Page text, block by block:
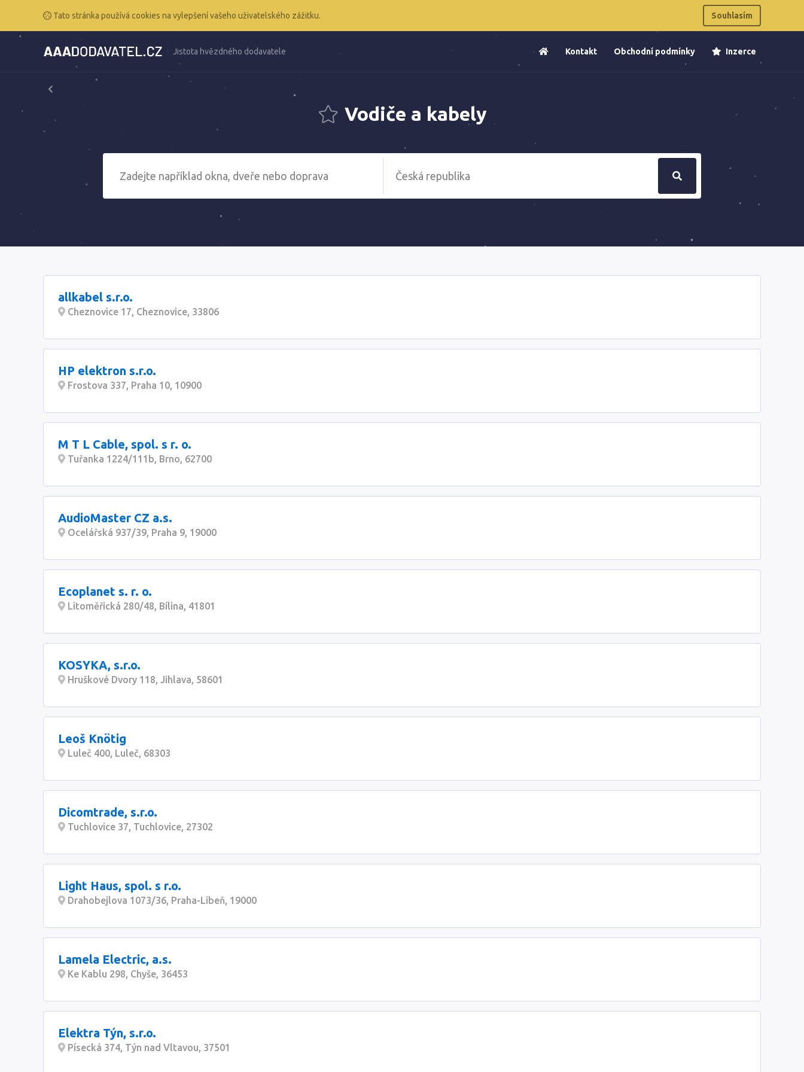
Tato stránka používá cookies na vylepšení vašeho uživatelského zážitku. Souhlasím
Jistota hvězdného dodavatele Kontakt Obchodní podmínky Inzerce
Vodiče a kabely
allkabel s.r.o.
Cheznovice 17, Cheznovice, 33806
HP elektron s.r.o.
Frostova 337, Praha 10, 10900
M T L Cable, spol. s r. o.
Tuřanka 1224/111b, Brno, 62700
AudioMaster CZ a.s.
Ocelářská 937/39, Praha 9, 19000
Ecoplanet s. r. o.
Litoměřická 280/48, Bílina, 41801
KOSYKA, s.r.o.
Hruškové Dvory 118, Jihlava, 58601
Leoš Knötig
Luleč 400, Luleč, 68303
Dicomtrade, s.r.o.
Tuchlovice 37, Tuchlovice, 27302
Light Haus, spol. s r.o.
Drahobejlova 1073/36, Praha-Libeň, 19000
Lamela Electric, a.s.
Ke Kablu 298, Chyše, 36453
Elektra Týn, s.r.o.
Písecká 374, Týn nad Vltavou, 37501